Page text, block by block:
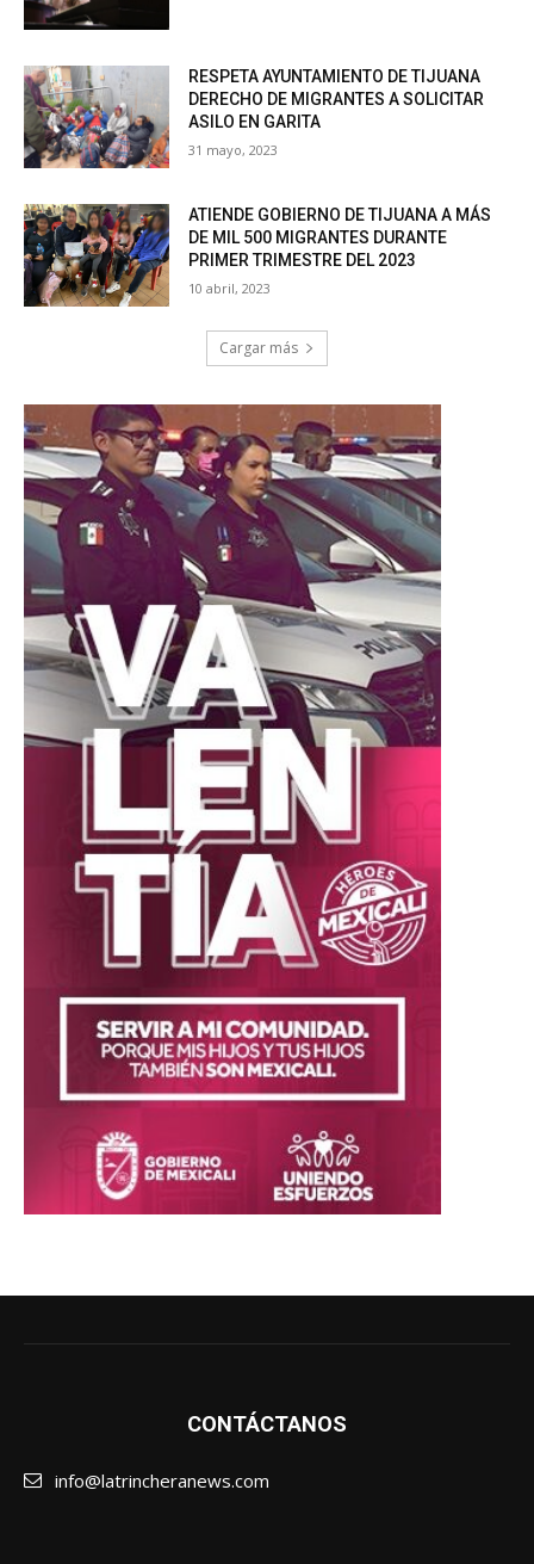
RESPETA AYUNTAMIENTO DE TIJUANA
DERECHO DE MIGRANTES A SOLICITAR
ASILO EN GARITA
31 mayo, 2023
ATIENDE GOBIERNO DE TIJUANA A MÁS
DE MIL 500 MIGRANTES DURANTE
PRIMER TRIMESTRE DEL 2023
10 abril, 2023
Cargar más
CONTÁCTANOS
info@latrincheranews.com